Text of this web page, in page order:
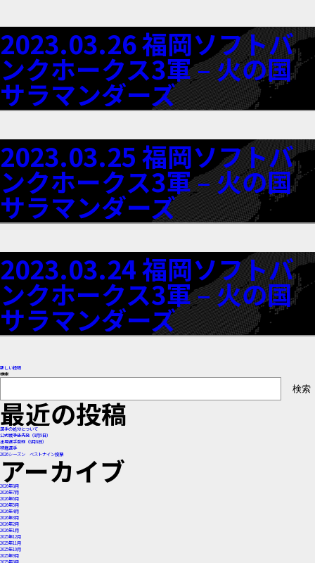
2023.03.26 福岡ソフトバ
ンクホークス3軍 – 火の国
サラマンダーズ
2023.03.25 福岡ソフトバ
ンクホークス3軍 – 火の国
サラマンダーズ
2023.03.24 福岡ソフトバ
ンクホークス3軍 – 火の国
サラマンダーズ
投
稿
ナ
ビ
ゲ
ー
シ
ョ
新しい投稿
検索
検索
最近の投稿
選手の処分について
公式戦予告先発（8月9日）
出場選手登録（8月8日）
移籍選手
2026シーズン ベストナイン投票
アーカイブ
2026年8月
2026年7月
2026年6月
2026年5月
2026年4月
2026年3月
2026年2月
2026年1月
2025年12月
2025年11月
2025年10月
2025年9月